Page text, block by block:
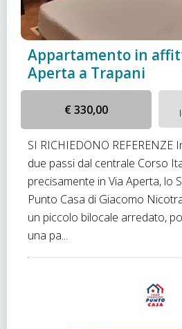
Appartamento in
Aperta a Trapani
€ 330,00
SI RICHIEDONO
due passi dal centrale Corso
precisamente in Via Aperta, lo
Punto Casa di Giacomo
un piccolo bilocale arredato,
una pa...